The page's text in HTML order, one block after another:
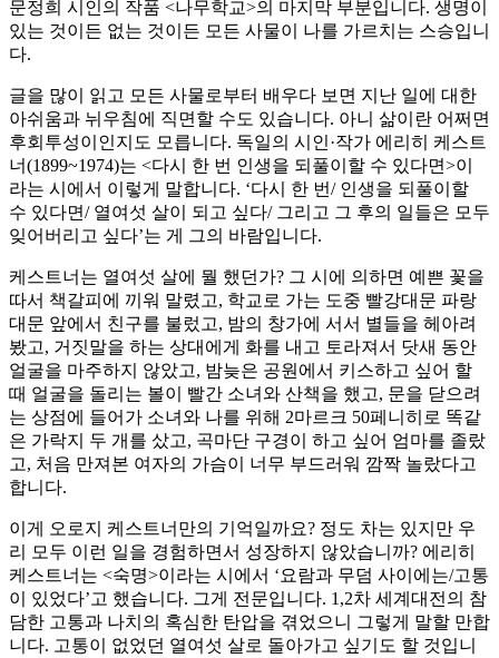
문정희 시인의 작품 <나무학교>의 마지막 부분입니다. 생명이
있는 것이든 없는 것이든 모든 사물이 나를 가르치는 스승입니
다.
글을 많이 읽고 모든 사물로부터 배우다 보면 지난 일에 대한
아쉬움과 뉘우침에 직면할 수도 있습니다. 아니 삶이란 어쩌면
후회투성이인지도 모릅니다. 독일의 시인·작가 에리히 케스트
너(1899~1974)는 <다시 한 번 인생을 되풀이할 수 있다면>이
라는 시에서 이렇게 말합니다. ‘다시 한 번/ 인생을 되풀이할
수 있다면/ 열여섯 살이 되고 싶다/ 그리고 그 후의 일들은 모두
잊어버리고 싶다’는 게 그의 바람입니다.
케스트너는 열여섯 살에 뭘 했던가? 그 시에 의하면 예쁜 꽃을
따서 책갈피에 끼워 말렸고, 학교로 가는 도중 빨강대문 파랑
대문 앞에서 친구를 불렀고, 밤의 창가에 서서 별들을 헤아려
봤고, 거짓말을 하는 상대에게 화를 내고 토라져서 닷새 동안
얼굴을 마주하지 않았고, 밤늦은 공원에서 키스하고 싶어 할
때 얼굴을 돌리는 볼이 빨간 소녀와 산책을 했고, 문을 닫으려
는 상점에 들어가 소녀와 나를 위해 2마르크 50페니히로 똑같
은 가락지 두 개를 샀고, 곡마단 구경이 하고 싶어 엄마를 졸랐
고, 처음 만져본 여자의 가슴이 너무 부드러워 깜짝 놀랐다고
합니다.
이게 오로지 케스트너만의 기억일까요? 정도 차는 있지만 우
리 모두 이런 일을 경험하면서 성장하지 않았습니까? 에리히
케스트너는 <숙명>이라는 시에서 ‘요람과 무덤 사이에는/고통
이 있었다’고 했습니다. 그게 전문입니다. 1,2차 세계대전의 참
담한 고통과 나치의 혹심한 탄압을 겪었으니 그렇게 말할 만합
니다. 고통이 없었던 열여섯 살로 돌아가고 싶기도 할 것입니